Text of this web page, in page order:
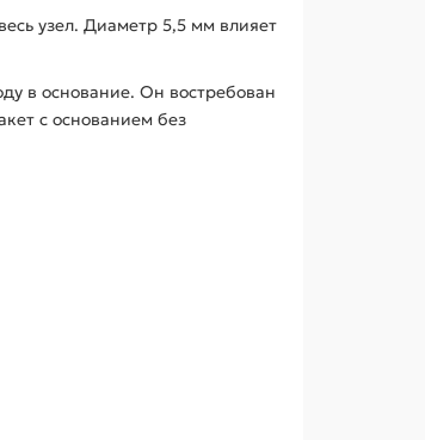
узел. Диаметр 5,5 мм влияет
в основание. Он востребован
с основанием без